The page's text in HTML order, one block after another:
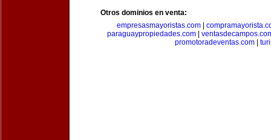
Otros dominios en venta:
empresasmayoristas.com|
paraguaypropiedades.com
promotoradeventas.com